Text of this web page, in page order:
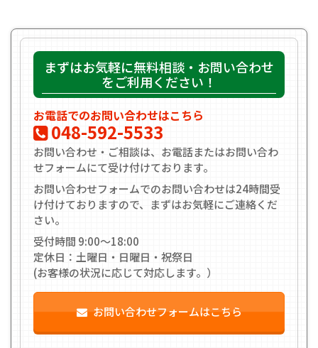
まずはお気軽に無料相談・お問い合わせ
をご利用ください！
お電話でのお問い合わせはこちら
048-592-5533
お問い合わせ・ご相談は、お電話またはお問い合わ
せフォームにて受け付けております。
お問い合わせフォームでのお問い合わせは24時間受
け付けておりますので、まずはお気軽にご連絡くだ
さい。
受付時間 9:00〜18:00
定休日：土曜日・日曜日・祝祭日
(お客様の状況に応じて対応します。）
お問い合わせフォームはこちら